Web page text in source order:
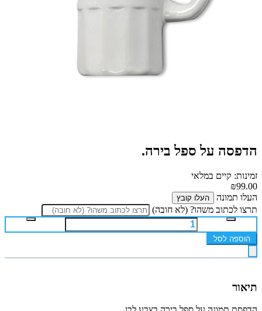
הדפסה על ספל בירה.
זמינות: קיים במלאי
₪99.00
העלו תמונה
העלו קובץ
תרצו לכתוב משהו? (לא חובה)
הוספה לסל
תיאור